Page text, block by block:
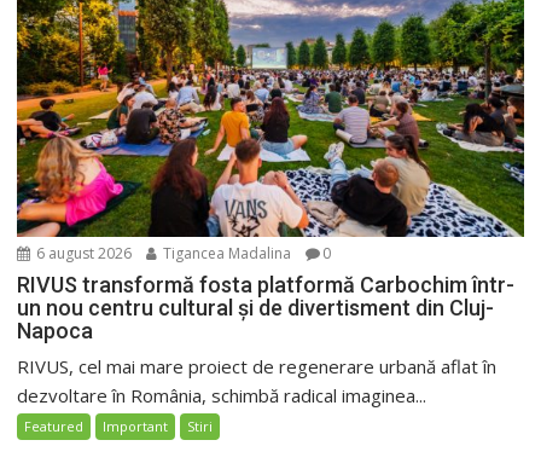
6 august 2026 Tigancea Madalina 0
RIVUS transformă fosta platformă Carbochim într-
un nou centru cultural și de divertisment din Cluj-
Napoca
RIVUS, cel mai mare proiect de regenerare urbană aflat în
dezvoltare în România, schimbă radical imaginea...
Featured Important Stiri